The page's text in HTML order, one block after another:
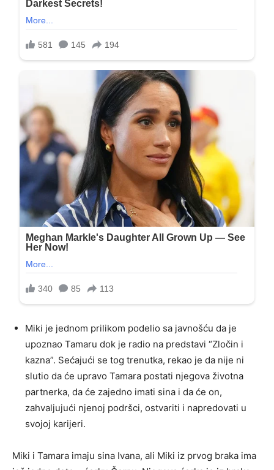
Miki je jednom prilikom podelio sa javnošću da je
upoznao Tamaru dok je radio na predstavi “Zločin i
kazna”. Sećajući se tog trenutka, rekao je da nije ni
slutio da će upravo Tamara postati njegova životna
partnerka, da će zajedno imati sina i da će on,
zahvaljujući njenoj podršci, ostvariti i napredovati u
svojoj karijeri.
Miki i Tamara imaju sina Ivana, ali Miki iz prvog braka ima